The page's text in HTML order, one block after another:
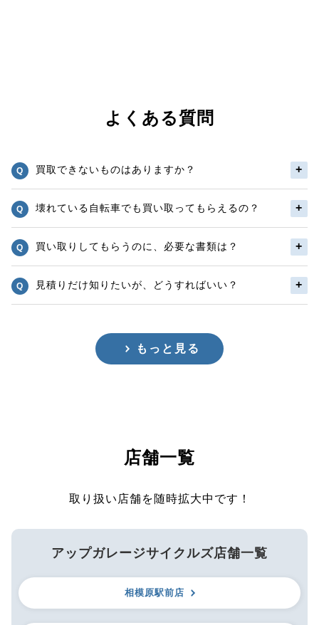
よくある質問
買取できないものはありますか？
壊れている自転車でも買い取ってもらえるの？
買い取りしてもらうのに、必要な書類は？
見積りだけ知りたいが、どうすればいい？
もっと見る
店舗一覧
取り扱い店舗を随時拡大中です！
アップガレージサイクルズ店舗一覧
相模原駅前店